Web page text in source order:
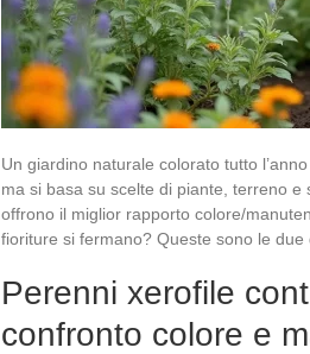
Un giardino naturale colorato tutto
ma si basa su scelte di piante, terreno
offrono il miglior rapporto colore/
fioriture si fermano? Queste sono le
Perenni xerofile
confronto colore e